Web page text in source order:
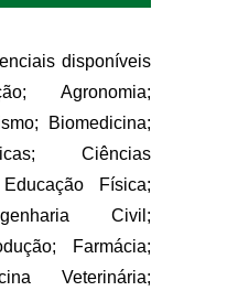
disponíveis
Agronomia;
Biomedicina;
Ciências
Física;
Civil;
Farmácia;
Veterinária;